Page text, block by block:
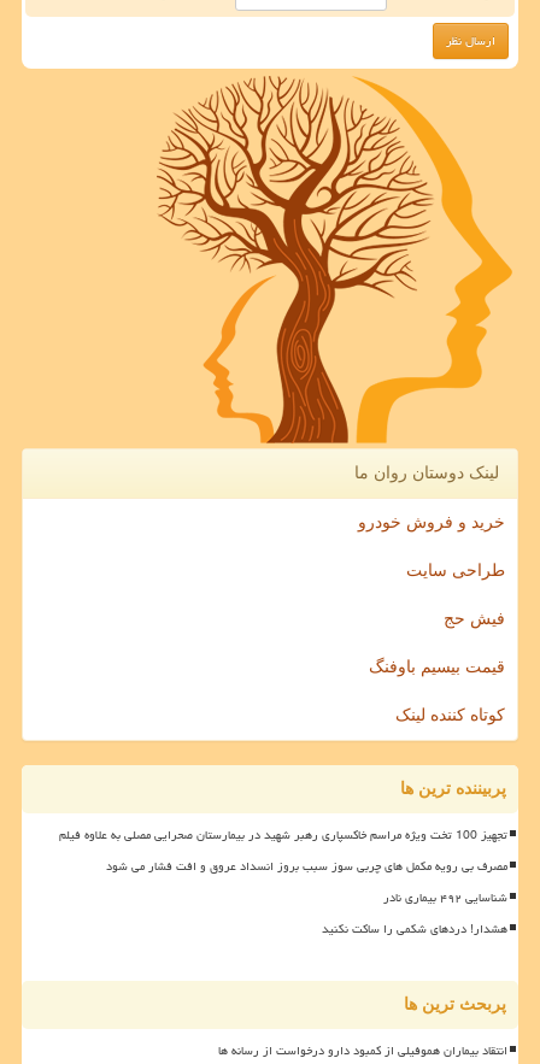
لینک دوستان روان ما
خرید و فروش خودرو
طراحی سایت
فیش حج
قیمت بیسیم باوفنگ
کوتاه کننده لینک
پربیننده ترین ها
تجهیز 100 تخت ویژه مراسم خاکسپاری رهبر شهید در بیمارستان صحرایی مصلی به علاوه فیلم
مصرف بی رویه مکمل های چربی سوز سبب بروز انسداد عروق و افت فشار می شود
شناسایی ۴۹۲ بیماری نادر
هشدار! دردهای شکمی را ساکت نکنید
پربحث ترین ها
انتقاد بیماران هموفیلی از کمبود دارو درخواست از رسانه ها